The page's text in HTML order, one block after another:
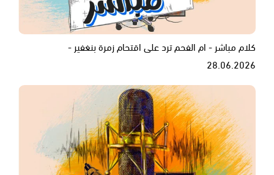
كلام مباشر - ام الفحم ترد على اقتحام زمرة بنغفير -
28.06.2026